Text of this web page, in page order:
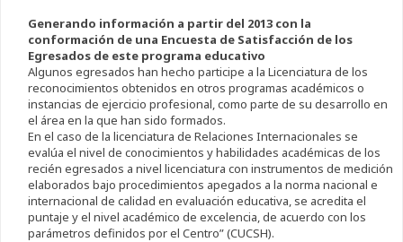
Generando información a partir del 2013 con la
conformación de una Encuesta de Satisfacción de los
Egresados de este programa educativo
Algunos egresados han hecho participe a la Licenciatura de los
reconocimientos obtenidos en otros programas académicos o
instancias de ejercicio profesional, como parte de su desarrollo en
el área en la que han sido formados.
En el caso de la licenciatura de Relaciones Internacionales se
evalúa el nivel de conocimientos y habilidades académicas de los
recién egresados a nivel licenciatura con instrumentos de medición
elaborados bajo procedimientos apegados a la norma nacional e
internacional de calidad en evaluación educativa, se acredita el
puntaje y el nivel académico de excelencia, de acuerdo con los
parámetros definidos por el Centro” (CUCSH).